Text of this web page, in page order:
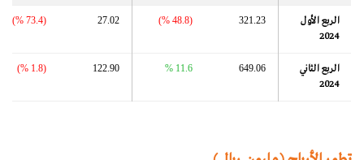
الربع الأول
2024
321.23
(48.8 %)
27.02
(73.4 %)
الربع الثاني
2024
649.06
11.6 %
122.90
(1.8 %)